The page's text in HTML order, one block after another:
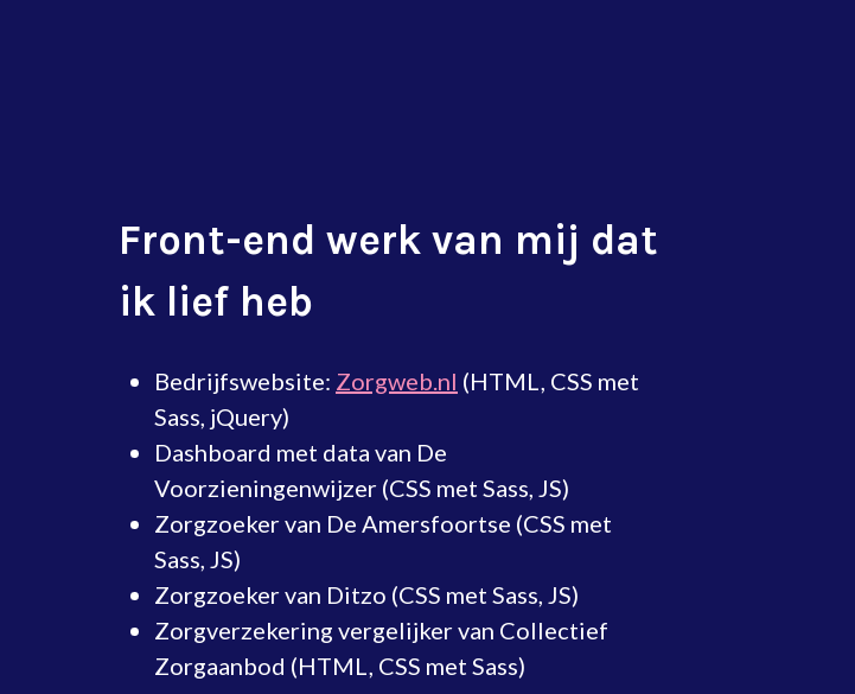
Front-end werk van mij dat
ik lief heb
Bedrijfswebsite: Zorgweb.nl (HTML, CSS met
Sass, jQuery)
Dashboard met data van De
Voorzieningenwijzer (CSS met Sass, JS)
Zorgzoeker van De Amersfoortse (CSS met
Sass, JS)
Zorgzoeker van Ditzo (CSS met Sass, JS)
Zorgverzekering vergelijker van Collectief
Zorgaanbod (HTML, CSS met Sass)